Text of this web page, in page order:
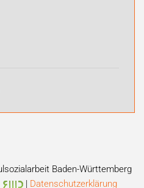
Baden-Württemberg
Datenschutzerklärung